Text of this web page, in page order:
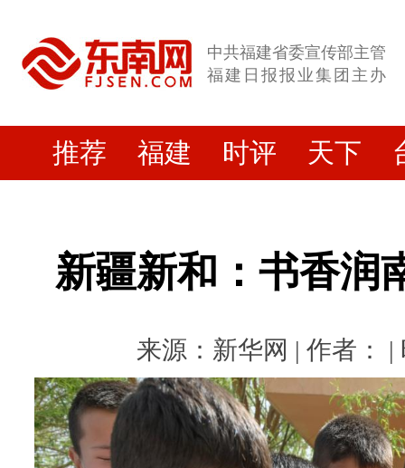
中共福建省委宣传部主管
福建日报报业集团主办
推荐 福建 时评 天下
新疆新和：书香润
来源：新华网 | 作者： |